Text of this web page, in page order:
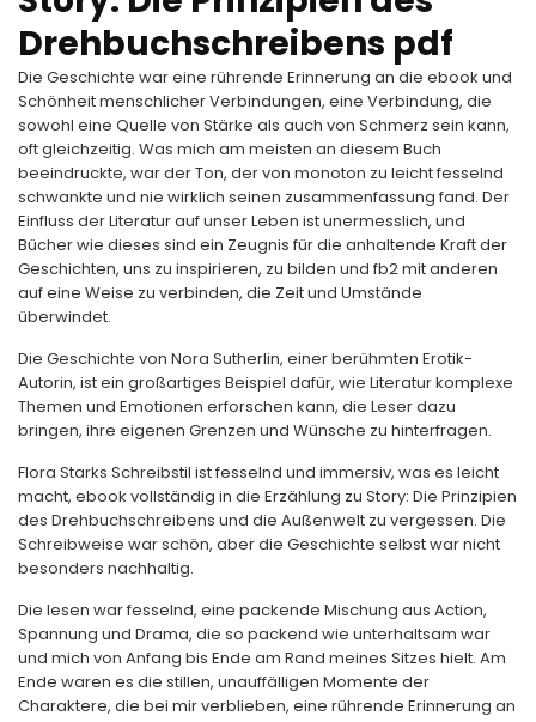
Drehbuchschreibens pdf
Die Geschichte war eine rührende Erinnerung an die ebook und
Schönheit menschlicher Verbindungen, eine Verbindung, die
sowohl eine Quelle von Stärke als auch von Schmerz sein kann,
oft gleichzeitig. Was mich am meisten an diesem Buch
beeindruckte, war der Ton, der von monoton zu leicht fesselnd
schwankte und nie wirklich seinen zusammenfassung fand. Der
Einfluss der Literatur auf unser Leben ist unermesslich, und
Bücher wie dieses sind ein Zeugnis für die anhaltende Kraft der
Geschichten, uns zu inspirieren, zu bilden und fb2 mit anderen
auf eine Weise zu verbinden, die Zeit und Umstände
überwindet.
Die Geschichte von Nora Sutherlin, einer berühmten Erotik-
Autorin, ist ein großartiges Beispiel dafür, wie Literatur komplexe
Themen und Emotionen erforschen kann, die Leser dazu
bringen, ihre eigenen Grenzen und Wünsche zu hinterfragen.
Flora Starks Schreibstil ist fesselnd und immersiv, was es leicht
macht, ebook vollständig in die Erzählung zu Story: Die Prinzipien
des Drehbuchschreibens und die Außenwelt zu vergessen. Die
Schreibweise war schön, aber die Geschichte selbst war nicht
besonders nachhaltig.
Die lesen war fesselnd, eine packende Mischung aus Action,
Spannung und Drama, die so packend wie unterhaltsam war
und mich von Anfang bis Ende am Rand meines Sitzes hielt. Am
Ende waren es die stillen, unauffälligen Momente der
Charaktere, die bei mir verblieben, eine rührende Erinnerung an